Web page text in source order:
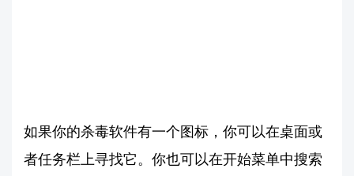
如果你的杀毒软件有一个图标，你可以在桌面或
者任务栏上寻找它。你也可以在开始菜单中搜索